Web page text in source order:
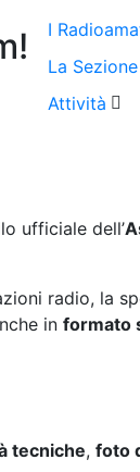
I
La Sezione
Attività
ufficiale dell’
radio, la
in formato
tecniche, foto